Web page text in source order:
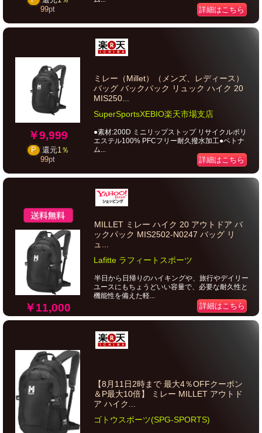
99pt 詳細はこちら
￥9,999
P 還元1％
99pt
ミレー（Millet）（メンズ、レディース）
バッグ バックパック リュック ハイク 20
MIS250...
SuperSportsXEBIO楽天市場支店
●素材:200D ミニリップストップ リサイクルポリ
エステル100% PFCフリー耐久撥水加工●ベトナ
ム...
詳細はこちら
￥11,000
MILLET ミレー ハイク 20 アウトドア バ
ックパック MIS2502-N0247 バッグ リ
ュ...
Lafitte ラフィートスポーツ
半日から日帰りのハイキングや、旅行やデイリー
ユースにもちょうどいい容量で、必要な耐久性と
機能性を備えた軽...
詳細はこちら
【8月11日2時まで 最大4％OFFクーポン
＆P最大10倍】 ミレー MILLET アウトド
ア ハイク...
ゴトウスポーツ(SPG-SPORTS)